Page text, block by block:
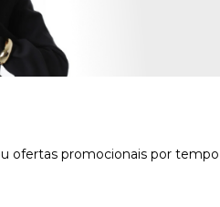
ofertas promocionais por